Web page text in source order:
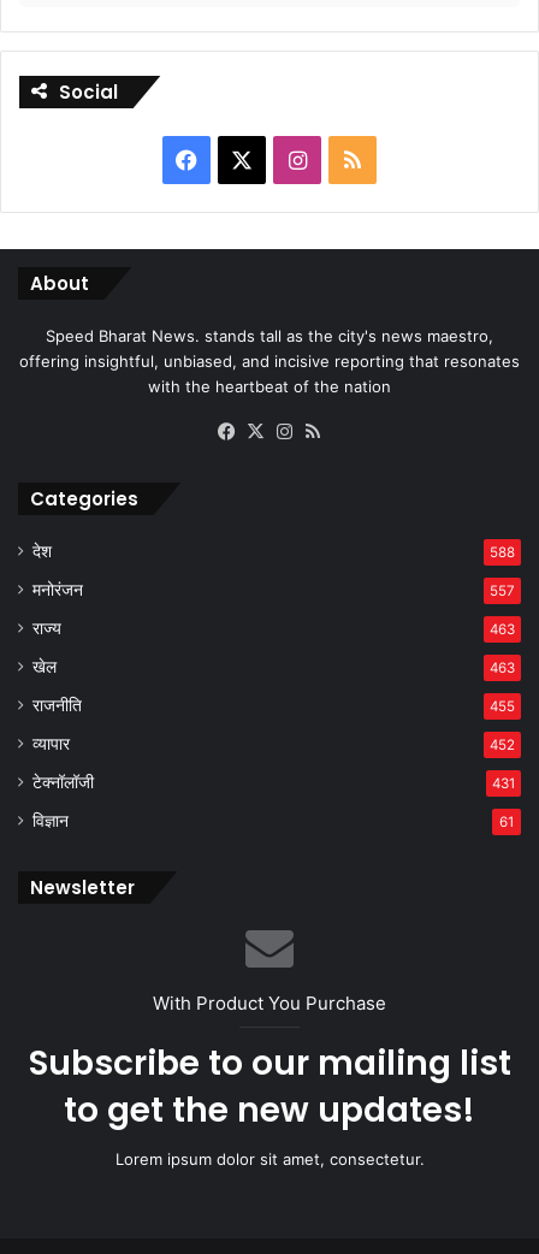
Social
Facebook Instagram
RSS
About
Speed Bharat News. stands tall as the city's news maestro,
offering insightful, unbiased, and incisive reporting that resonates
with the heartbeat of the nation
Facebook
X Instagram
Categories
देश 588
मनोरंजन 557
राज्य 463
खेल 463
राजनीति 455
व्यापार 452
टेक्नॉलॉजी 431
विज्ञान 61
Newsletter
With Product You Purchase
Subscribe to our mailing list
to get the new updates!
Lorem ipsum dolor sit amet, consectetur.